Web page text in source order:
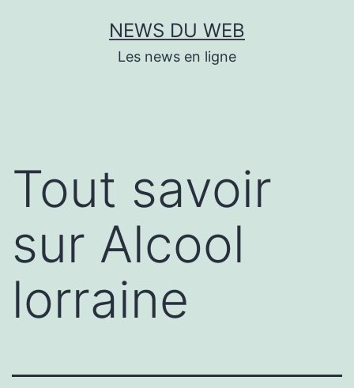
NEWS DU WEB
Les news en ligne
Tout savoir
sur Alcool
lorraine